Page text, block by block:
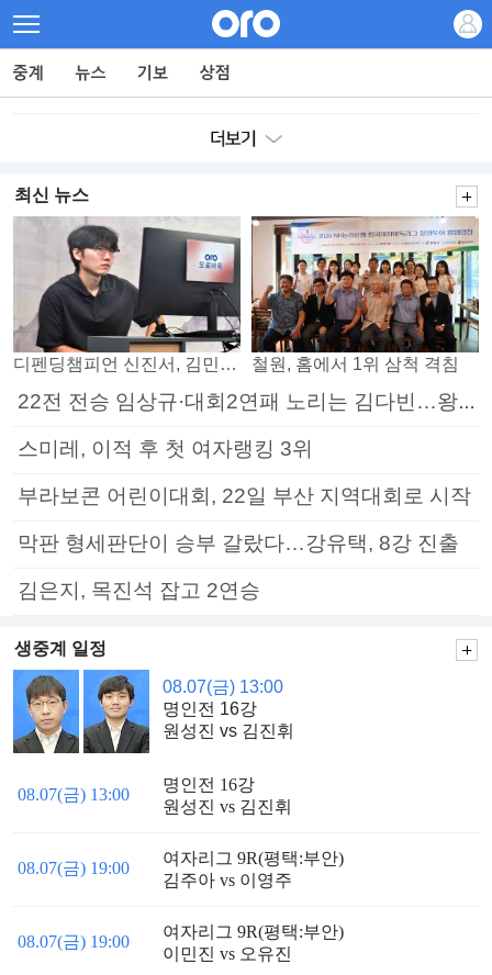
최신 뉴스
디펜딩챔피언 신진서, 김민석 꺾고 8강으로 철원, 홈에서 1위 삼척 격침
22전 전승 임상규·대회2연패 노리는 김다빈…왕중왕전 16강 7일부터
스미레, 이적 후 첫 여자랭킹 3위
부라보콘 어린이대회, 22일 부산 지역대회로 시작
막판 형세판단이 승부 갈랐다…강유택, 8강 진출
김은지, 목진석 잡고 2연승
생중계 일정
08.07(금) 13:00
명인전 16강
원성진 vs 김진휘
08.07(금) 13:00
명인전 16강
원성진 vs 김진휘
08.07(금) 19:00
여자리그 9R(평택:부안)
김주아 vs 이영주
08.07(금) 19:00
여자리그 9R(평택:부안)
이민진 vs 오유진